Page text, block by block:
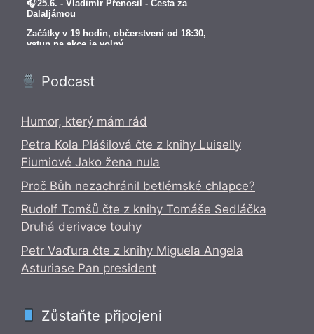
Podcast
Humor, který mám rád
Petra Kola Plášilová čte z knihy Luiselly
Fiumiové Jako žena nula
Proč Bůh nezachránil betlémské chlapce?
Rudolf Tomšů čte z knihy Tomáše Sedláčka
Druhá derivace touhy
Petr Vaďura čte z knihy Miguela Angela
Asturiase Pan president
Zůstaňte připojeni